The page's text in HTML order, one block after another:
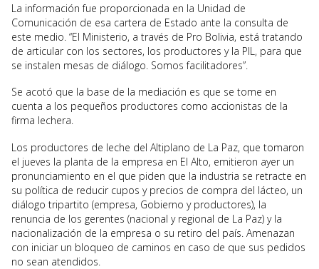
La información fue proporcionada en la Unidad de
Comunicación de esa cartera de Estado ante la consulta de
este medio. “El Ministerio, a través de Pro Bolivia, está tratando
de articular con los sectores, los productores y la PIL, para que
se instalen mesas de diálogo. Somos facilitadores”.
Se acotó que la base de la mediación es que se tome en
cuenta a los pequeños productores como accionistas de la
firma lechera.
Los productores de leche del Altiplano de La Paz, que tomaron
el jueves la planta de la empresa en El Alto, emitieron ayer un
pronunciamiento en el que piden que la industria se retracte en
su política de reducir cupos y precios de compra del lácteo, un
diálogo tripartito (empresa, Gobierno y productores), la
renuncia de los gerentes (nacional y regional de La Paz) y la
nacionalización de la empresa o su retiro del país. Amenazan
con iniciar un bloqueo de caminos en caso de que sus pedidos
no sean atendidos.